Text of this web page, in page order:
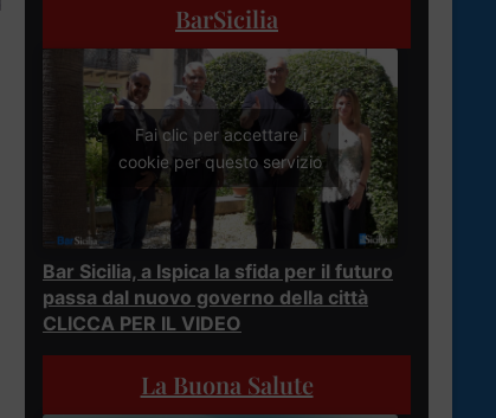
BarSicilia
Fai clic per accettare i
cookie per questo servizio
Bar Sicilia, a Ispica la sfida per il futuro
passa dal nuovo governo della città
CLICCA PER IL VIDEO
La Buona Salute